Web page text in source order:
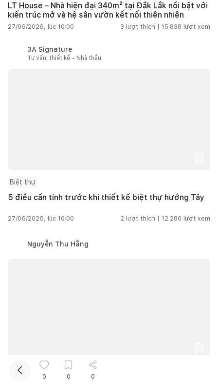
LT House – Nhà hiện đại 340m² tại Đắk Lắk nổi bật với
kiến trúc mở và hệ sân vườn kết nối thiên nhiên
27/06/2026, lúc 10:00 3 lượt thích | 15.838 lượt xem
3A Signature
Tư vấn, thiết kế - Nhà thầu
Biệt thự
5 điều cần tính trước khi thiết kế biệt thự hướng Tây
27/06/2026, lúc 10:00 2 lượt thích | 12.280 lượt xem
Nguyễn Thu Hằng
Biệt thự Trên 200m2
0 0 0